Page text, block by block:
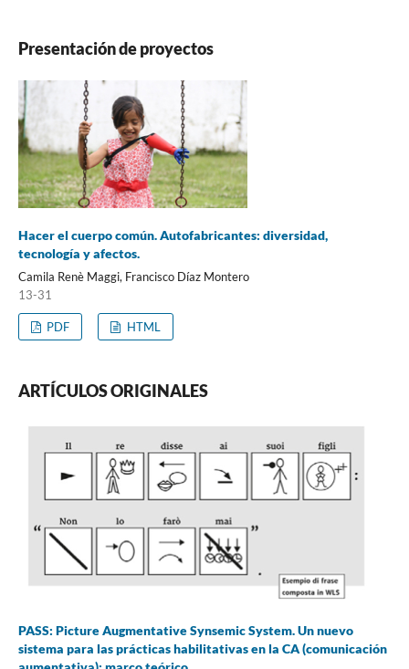
Presentación de proyectos
Hacer el cuerpo común. Autofabricantes: diversidad,
tecnología y afectos.
Camila Renè Maggi, Francisco Díaz Montero
13-31
PDF HTML
ARTÍCULOS ORIGINALES
PASS: Picture Augmentative Synsemic System. Un nuevo
sistema para las prácticas habilitativas en la CA (comunicación